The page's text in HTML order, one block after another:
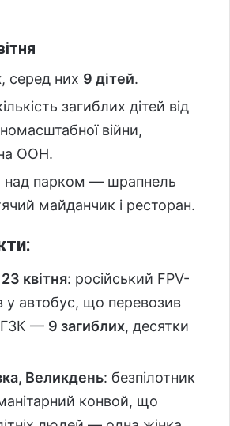
, серед них 9 дітей.
загиблих дітей від
війни,
ООН.
над парком — шрапнель
майданчик і ресторан.
квітня: російський FPV-
у автобус, що перевозив
ГЗК — 9 загиблих, десятки
Великдень: безпілотник
конвой, що